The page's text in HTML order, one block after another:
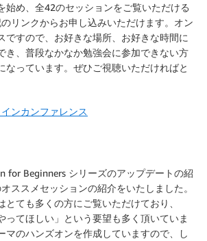
始め、全42のセッションをご覧いただける
リンクからお申し込みいただけます。オン
ですので、お好きな場所、お好きな時間に
き、普段なかなか勉強会に参加できない方
なっています。ぜひご視聴いただければと
ンカンファレンス
for Beginners シリーズのアップデートの紹
ススメセッションの紹介をいたしました。
とても多くの方にご覧いただけており、
ってほしい」という要望も多く頂いていま
マのハンズオンを作成していますので、し